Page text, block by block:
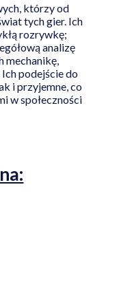
którzy od
tych gier. Ich
rozrywkę;
analizę
mechanikę,
podejście do
i przyjemne, co
w społeczności